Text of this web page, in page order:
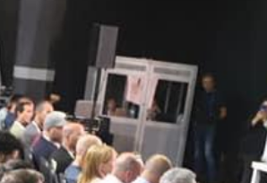
תוכנית הועידה הרשמה מהירה